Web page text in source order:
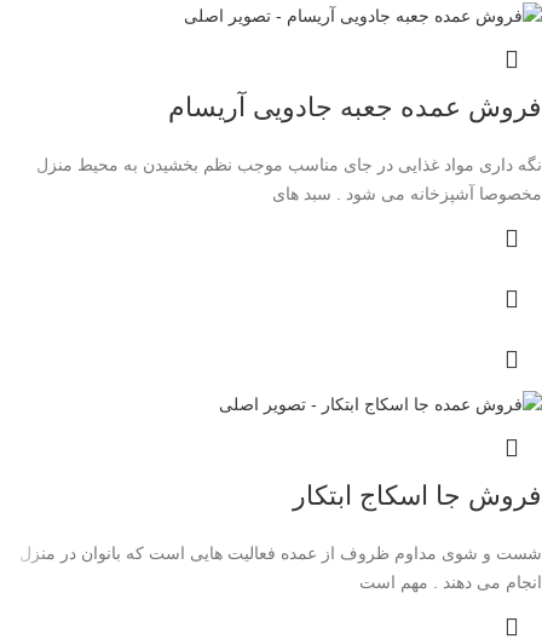
فروش عمده جعبه جادویی آریسام
نگه داری مواد غذایی در جای مناسب موجب نظم بخشیدن به محیط منزل
مخصوصا آشپزخانه می شود . سبد های
فروش جا اسکاج ابتکار
شست و شوی مداوم ظروف از عمده فعالیت هایی است که بانوان در منزل
انجام می دهند . مهم است